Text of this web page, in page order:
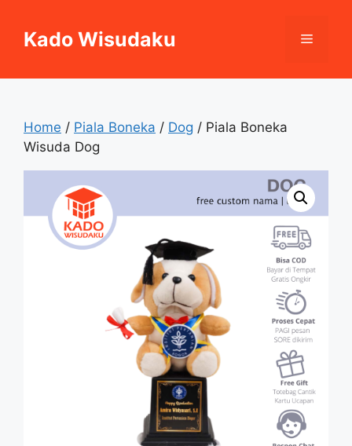
contentKado Wisudaku Menu
Home / Piala Boneka / Dog / Piala Boneka
Wisuda Dog